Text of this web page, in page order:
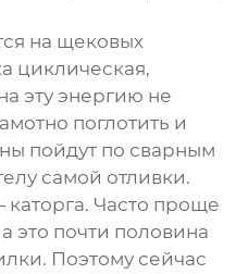
на щековых
циклическая,
эту энергию не
поглотить и
пойдут по сварным
самой отливки.
Часто проще
это почти половина
Поэтому сейчас